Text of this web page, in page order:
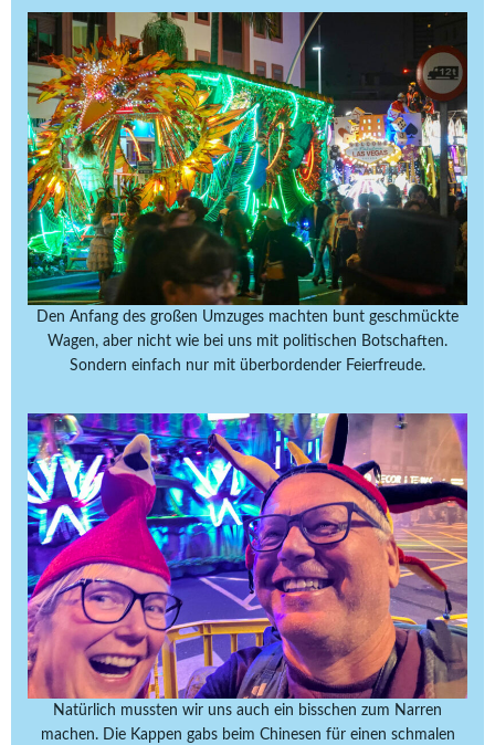
Den Anfang des großen Umzuges machten bunt geschmückte
Wagen, aber nicht wie bei uns mit politischen Botschaften.
Sondern einfach nur mit überbordender Feierfreude.
Natürlich mussten wir uns auch ein bisschen zum Narren
machen. Die Kappen gabs beim Chinesen für einen schmalen